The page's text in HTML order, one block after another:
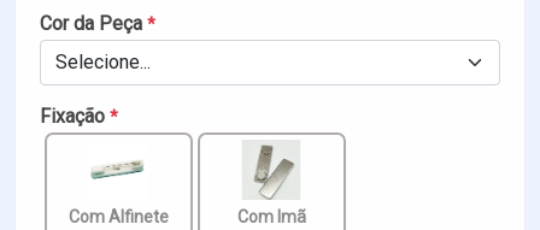
Cor da Peça *
Selecione...
Fixação *
Com Alfinete Com Imã